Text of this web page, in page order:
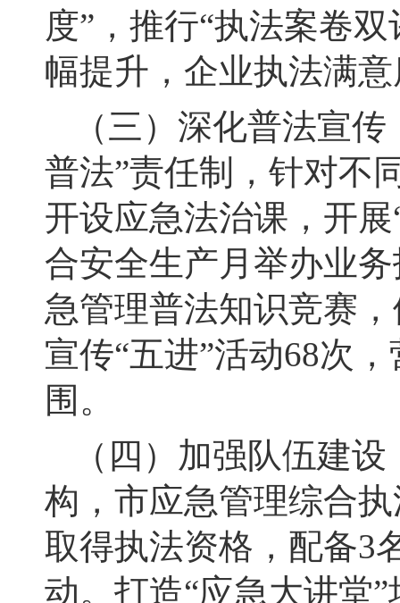
度”，推行“执法案卷
幅提升，企业执法满
（三）深化普法宣
普法”责任制，针对不
开设应急法治课，开
合安全生产月举办业
急管理普法知识竞赛
宣传“五进”活动68次
围。
（四）加强队伍建
构，市应急管理综合
取得执法资格，配备3
动。打造“应急大讲堂